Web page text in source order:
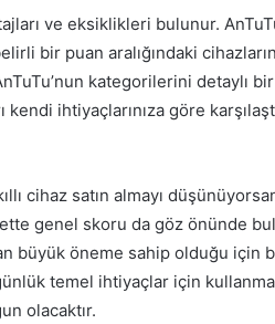
ve eksiklikleri bulunur.
bir puan aralığındaki
kategorilerini detaylı
ihtiyaçlarınıza göre
cihaz satın almayı
genel skoru da göz önünde
büyük öneme sahip olduğu
temel ihtiyaçlar için
olacaktır.